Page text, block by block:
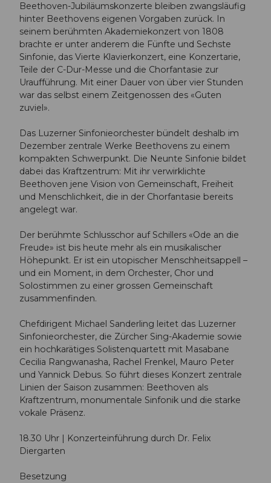
Beethoven-Jubiläumskonzerte bleiben zwangsläufig
hinter Beethovens eigenen Vorgaben zurück. In
seinem berühmten Akademiekonzert von 1808
brachte er unter anderem die Fünfte und Sechste
Sinfonie, das Vierte Klavierkonzert, eine Konzertarie,
Teile der C-Dur-Messe und die Chorfantasie zur
Uraufführung. Mit einer Dauer von über vier Stunden
war das selbst einem Zeitgenossen des «Guten
zuviel».
Das Luzerner Sinfonieorchester bündelt deshalb im
Dezember zentrale Werke Beethovens zu einem
kompakten Schwerpunkt. Die Neunte Sinfonie bildet
dabei das Kraftzentrum: Mit ihr verwirklichte
Beethoven jene Vision von Gemeinschaft, Freiheit
und Menschlichkeit, die in der Chorfantasie bereits
angelegt war.
Der berühmte Schlusschor auf Schillers «Ode an die
Freude» ist bis heute mehr als ein musikalischer
Höhepunkt. Er ist ein utopischer Menschheitsappell –
und ein Moment, in dem Orchester, Chor und
Solostimmen zu einer grossen Gemeinschaft
zusammenfinden.
Chefdirigent Michael Sanderling leitet das Luzerner
Sinfonieorchester, die Zürcher Sing-Akademie sowie
ein hochkarätiges Solistenquartett mit Masabane
Cecilia Rangwanasha, Rachel Frenkel, Mauro Peter
und Yannick Debus. So führt dieses Konzert zentrale
Linien der Saison zusammen: Beethoven als
Kraftzentrum, monumentale Sinfonik und die starke
vokale Präsenz.
18.30 Uhr | Konzerteinführung durch Dr. Felix
Diergarten
Besetzung